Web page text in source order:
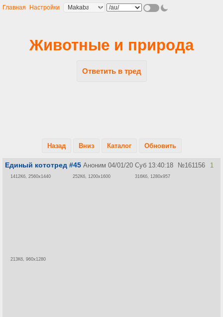
Главная Настройки
Животные и природа
Ответить в тред
Назад Вниз Каталог Обновить
Единый кототред #45 Аноним 04/01/20 Суб 13:40:18 №161156 1
1412Кб, 2560x1440 252Кб, 1200x1600 316Кб, 1280x957
213Кб, 960x1280